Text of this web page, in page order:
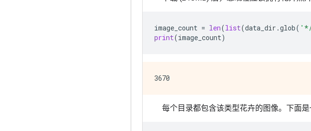
image_count = len(list(data_dir .glob(
print(image_count)
每个目录都包含该类型花卉的图像。下面是